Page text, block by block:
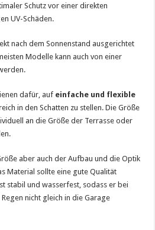
Schutz vor einer direkten
UV-Schäden.
nach dem Sonnenstand ausgerichtet
Modelle kann auch von einer
dafür, auf einfache und flexible
in den Schatten zu stellen. Die Größe
an die Größe der Terrasse oder
aber auch der Aufbau und die Optik
Material sollte eine gute Qualität
stabil und wasserfest, sodass er bei
nicht gleich in die Garage